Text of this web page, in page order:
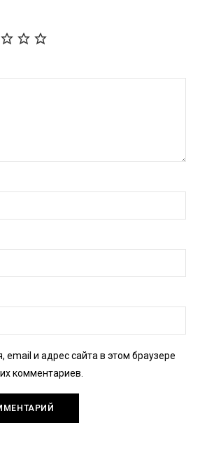
email и адрес сайта в этом браузере
комментариев.